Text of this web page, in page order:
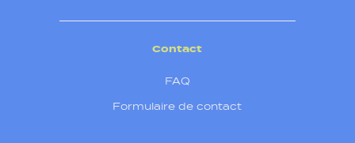
Contact
FAQ
Formulaire de contact